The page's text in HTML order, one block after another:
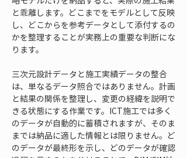
と乖離します。どこまでをモデルとして反映
し、どこからを参考データとして添付するの
かを整理することが実務上の重要な判断にな
ります。
三次元設計データと施工実績データの整合
は、単なるデータ照合ではありません。計画
と結果の関係を整理し、変更の経緯を説明で
きる状態にする作業です。ICT施工では多く
のデータが自動的に蓄積されますが、そのま
までは納品に適した情報とは限りません。ど
のデータが最終形を示し、どのデータが確認